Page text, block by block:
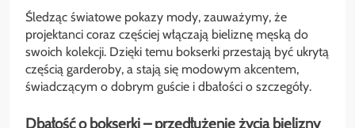
Śledząc światowe pokazy mody, zauważymy, że
projektanci coraz częściej włączają bieliznę męską do
swoich kolekcji. Dzięki temu bokserki przestają być ukrytą
częścią garderoby, a stają się modowym akcentem,
świadczącym o dobrym guście i dbałości o szczegóły.
Dbałość o bokserki – przedłużenie życia bielizny